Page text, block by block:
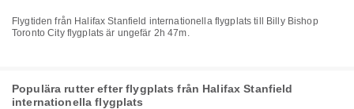
Flygtiden från Halifax Stanfield internationella flygplats till Billy Bishop
Toronto City flygplats är ungefär 2h 47m.
Populära rutter efter flygplats från Halifax Stanfield
internationella flygplats